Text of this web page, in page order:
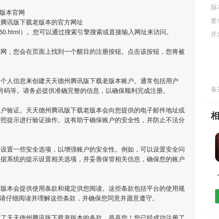
本官网
讯版下载老版本的官方网址
）。您可以通过搜索引擎搜索或直接输入网址来访问。
，您会在页面上找到一个醒目的注册按钮。点击该按钮，您将被
人信息来创建天天德州腾讯版下载老版本账户。通常包括用户
等。请务必提供准确完整的信息，以确保顺利完成注册。
验证。天天德州腾讯版下载老版本会向您提供的电子邮件地址或
提示进行验证操作。这有助于确保账户的安全性，并防止不法分
置一些安全选项，以增强账户的安全性。例如，可以设置安全问
系统的提示设置相关选项，并妥善保管相关信息，确保您的账户
本会提供使用条款和规定供您阅读。这些条款包括平台的使用规
细阅读并理解这些条款，并确保您同意并愿意遵守。
版
要
开
备